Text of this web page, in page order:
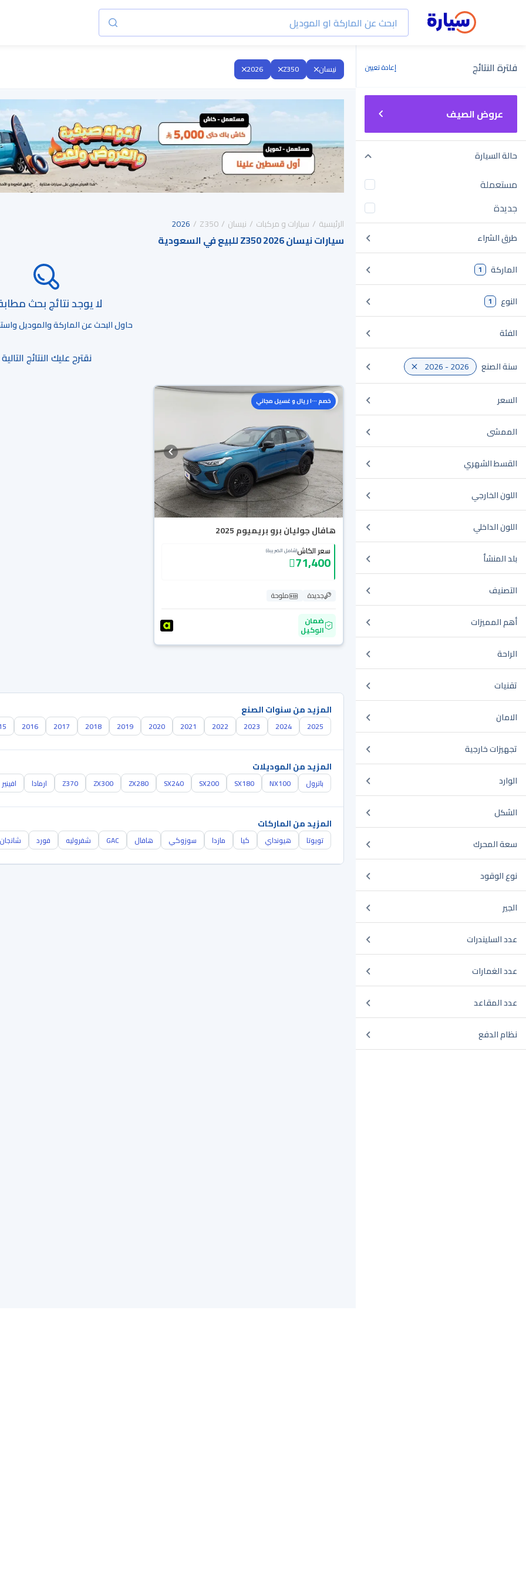
فلترة النتائج إعادة تعيين
عروض الصيف
حالة السيارة
مستعملة
جديدة
طرق الشراء
الماركة 1
النوع 1
الفئة
سنة الصنع 2026 - 2026
السعر
الممشى
القسط الشهري
اللون الخارجي
اللون الداخلي
بلد المنشأ
التصنيف
أهم المميزات
الراحة
تقنيات
الامان
تجهيزات خارجية
الوارد
الشكل
سعة المحرك
نوع الوقود
الجير
عدد السليندرات
عدد الغمارات
عدد المقاعد
نظام الدفع
نيسان Z350
2026
الرئيسية سيارات و مركبات نيسان Z350
2026
سيارات نيسان Z350 2026 للبيع في السعودية
لا يوجد نتائج بحث
حاول البحث عن الماركة والموديل
نقترح عليك النتائج التالية
خصم ١٠٠٠ ريال و غسيل مجاني
هافال جوليان برو بريميوم 2025
سعر الكاش(شامل الضريبة)
71,400
جديدة
ملوحة
ضمان
الوكيل
المزيد من سنوات الصنع
2025
2024
2023
2022
2021
2020
2019
2018
2017
2016
المزيد من الموديلات
باترول NX100
SX180
SX200
SX240
ZX280
ZX300
Z370 ارمادا افينير
المزيد من الماركات
تويوتا هيونداي كيا مازدا سوزوكي هافال GAC شفروليه فورد شانجان